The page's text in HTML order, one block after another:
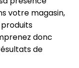
votre magasin,
donc
de